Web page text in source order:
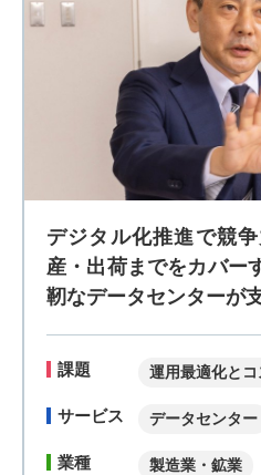
デジタル化推進で競
産・出荷までをカバー
靭なデータセンターが
課題 運用最適化と
サービス データセンター
業種 製造業・鉱業